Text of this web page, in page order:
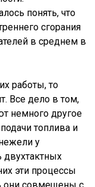
понять, что
сгорания
в среднем в
работы, то
Все дело в том,
немного другое
топлива и
у
двухтактных
эти процессы